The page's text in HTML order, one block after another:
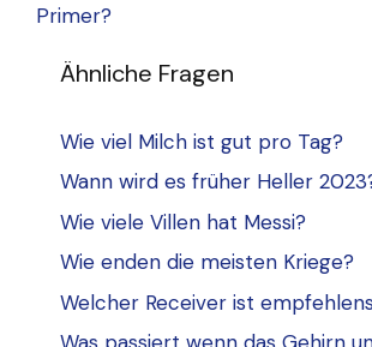
Primer?
Ähnliche Fragen
Wie viel Milch ist gut pro Tag?
Wann wird es früher Heller
Wie viele Villen hat Messi?
Wie enden die meisten Kriege?
Welcher Receiver ist